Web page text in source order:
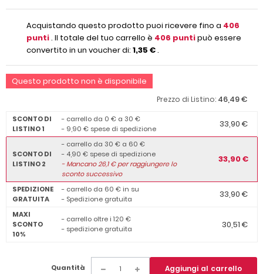
Acquistando questo prodotto puoi ricevere fino a 406
punti. Il totale del tuo carrello è 406 puntipuò essere
convertito in un voucher di: 1,35 €.
Questo prodotto non è disponibile
Prezzo di Listino: 46,49 €
SCONTO DI
LISTINO 1
- carrello da 0 € a 30 €
- 9,90 € spese di spedizione
33,90 €
SCONTO DI
LISTINO 2
- carrello da 30 € a 60 €
- 4,90 € spese di spedizione
-Mancano26,1€ per raggiungere lo
sconto successivo
33,90 €
SPEDIZIONE
GRATUITA
- carrello da 60 € in su
- Spedizione gratuita
33,90 €
MAXI
SCONTO
10%
- carrello oltre i 120 €
- spedizione gratuita
30,51 €
Quantità Aggiungi al carrello